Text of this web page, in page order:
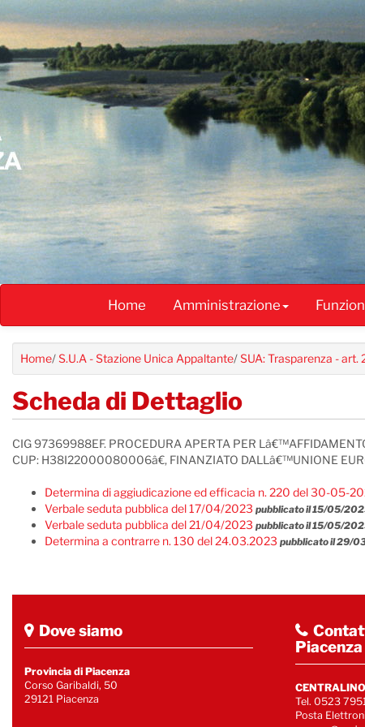
al
contenuto
principale
Home Amministrazione
Home/S.U.A - Stazione Unica Appaltante/SUA: Trasparenza -
Scheda di Dettaglio
CIG 97369988EF. PROCEDURA APERTA PER
CUP: H38I22000080006â€, FINANZIATO DALLâ€™UNIONE
Determina di aggiudicazione ed efficacia n. 220 del 30-05-
Verbale seduta pubblica del 17/04/2023 pubblicato il 15/05/
Verbale seduta pubblica del 21/04/2023 pubblicato il 15/05/
Determina a contrarre n. 130 del 24.03.2023 pubblicato il 29/
Dove siamo
Provincia di Piacenza
Corso Garibaldi, 50
29121 Piacenza
Piacenza
Tel. 0523
Posta